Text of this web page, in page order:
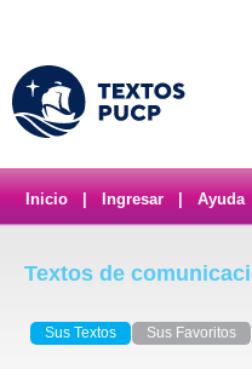
Inicio Ingresar Ayuda
Textos de
Sus Textos Sus Favoritos